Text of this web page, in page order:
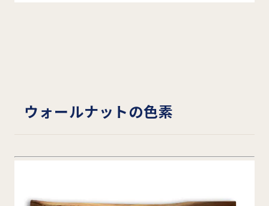
ウォールナットの色素